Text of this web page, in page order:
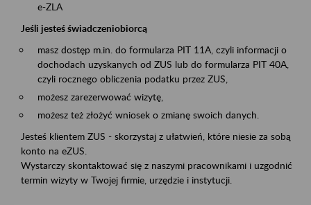
e-ZLA
Jeśli jesteś świadczeniobiorcą
masz dostęp m.in. do formularza PIT 11A, czyli informacji o
dochodach uzyskanych od ZUS lub do formularza PIT 40A,
czyli rocznego obliczenia podatku przez ZUS,
możesz zarezerwować wizytę,
możesz też złożyć wniosek o zmianę swoich danych.
Jesteś klientem ZUS - skorzystaj z ułatwień, które niesie za sobą
konto na eZUS.
Wystarczy skontaktować się z naszymi pracownikami i uzgodnić
termin wizyty w Twojej firmie, urzędzie i instytucji.